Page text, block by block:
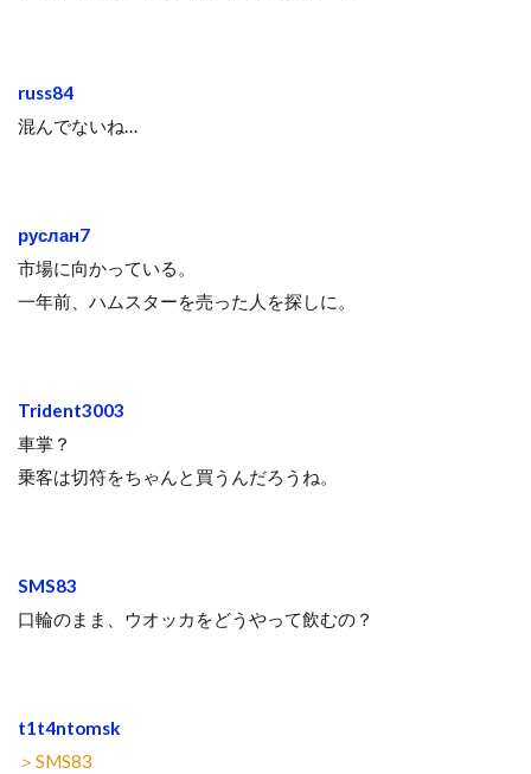
russ84
混んでないね…
руслан7
市場に向かっている。
一年前、ハムスターを売った人を探しに。
Trident3003
車掌？
乗客は切符をちゃんと買うんだろうね。
SMS83
口輪のまま、ウオッカをどうやって飲むの？
t1t4ntomsk
＞SMS83